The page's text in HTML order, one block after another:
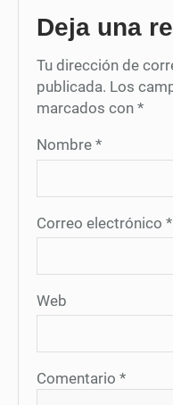
Deja una
Tu dirección de
publicada. Los
marcados con *
Nombre *
Correo electrónico *
Web
Comentario *